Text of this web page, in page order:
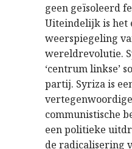
geen geïsoleerd
Uiteindelijk is het
weerspiegeling
wereldrevolutie.
‘centrum linkse’
partij. Syriza is
communistische
een politieke
de radicalisering